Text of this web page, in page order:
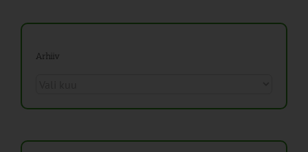
Arhiiv